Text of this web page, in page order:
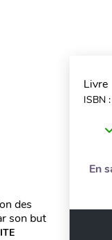
des
son but
Livre
ISBN :
En